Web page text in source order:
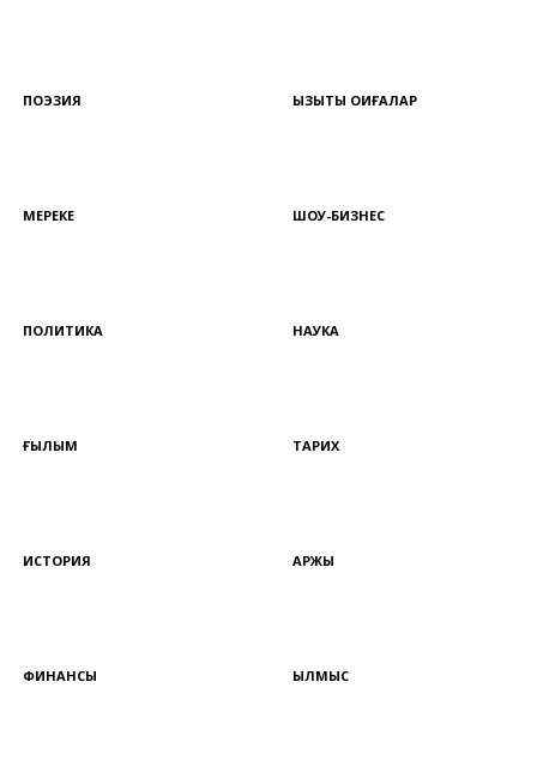
ПОЭЗИЯ ҚЫЗЫҚТЫ ОҚИҒАЛАР
МЕРЕКЕ ШОУ-БИЗНЕС
ПОЛИТИКА НАУКА
ҒЫЛЫМ ТАРИХ
ИСТОРИЯ ҚАРЖЫ
ФИНАНСЫ ҚЫЛМЫС